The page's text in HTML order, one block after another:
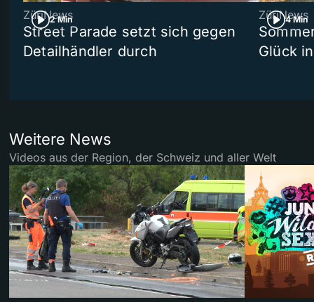
2 Min
ZüriNews
Street Parade setzt sich gegen
Detailhändler durch
4 Min
ZüriNews
Glück
Weitere News
Videos aus der Region, der Schweiz und aller Welt